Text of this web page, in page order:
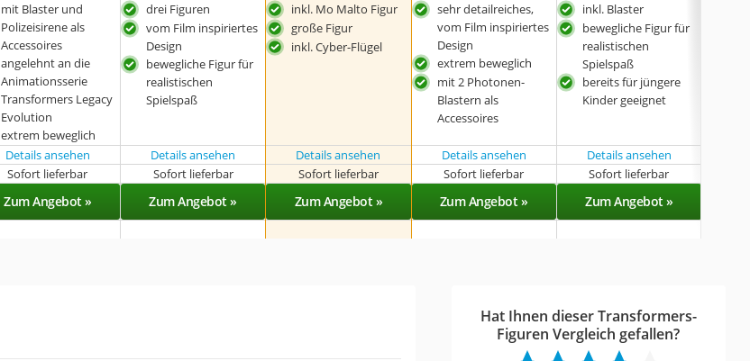
mit Blaster und
Polizeisirene als
Accessoires
angelehnt an die
Animationsserie
Transformers Legacy
Evolution
extrem beweglich
drei Figuren
vom Film inspiriertes
Design
bewegliche Figur für
realistischen
Spielspaß
inkl. Mo Malto Figur
große Figur
inkl. Cyber-Flügel
sehr detailreiches,
vom Film inspiriertes
Design
extrem beweglich
mit 2 Photonen-
Blastern als
Accessoires
inkl. Blaster
bewegliche Figur für
realistischen
Spielspaß
bereits für jüngere
Kinder geeignet
Details ansehen Details ansehen Details ansehen Details ansehen
Details ansehen
Sofort lieferbar Sofort lieferbar Sofort lieferbar Sofort lieferbar Sofort lieferbar
Zum Angebot » Zum Angebot » Zum Angebot » Zum Angebot » Zum Angebot »
Hat Ihnen dieser Transformers-
Figuren Vergleich gefallen?